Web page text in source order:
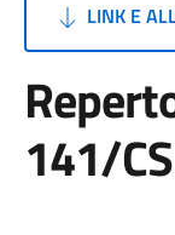
LINK E
141/